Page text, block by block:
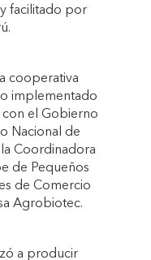
facilitado por
cooperativa
implementado
con el Gobierno
Nacional de
la Coordinadora
de Pequeños
de Comercio
Agrobiotec.
a producir